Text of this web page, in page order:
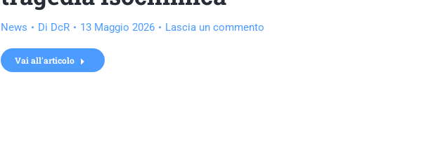
News Di DcR 13 Maggio 2026 Lascia un commento
Vai all'articolo